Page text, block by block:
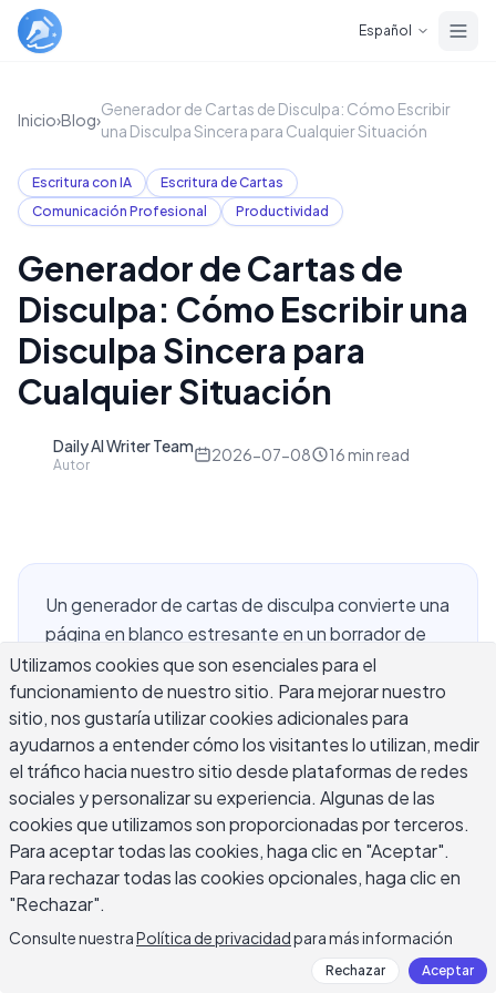
Español
Inicio›Blog›
Generador de Cartas de Disculpa: Cómo Escribir
una Disculpa Sincera para Cualquier Situación
Escritura con IA
Escritura de Cartas
Comunicación Profesional
Productividad
Generador de Cartas de
Disculpa: Cómo Escribir una
Disculpa Sincera para
Cualquier Situación
Daily AI Writer Team
Autor
2026-07-08 16 min read
Un generador de cartas de disculpa convierte una
página en blanco estresante en un borrador de
trabajo en minutos, ya sea que necesites
disculparte con un amigo cercano, un gerente, un
cliente o un socio comercial por escrito. El tono es
crucial aquí más que en casi cualquier otro tipo de
escritura: demasiado formal y la disculpa se
siente hueca, demasiado casual y puede parecer
que no tomas la situación en serio. Esta guía
cubre cómo funciona un generador de cartas de
disculpa, cómo escribir una carta de disculpa que
enfoque cambia entre situaciones personales,
laborales, comerciales y formales, con ejemplos
Utilizamos cookies que son esenciales para el
funcionamiento de nuestro sitio. Para mejorar nuestro
sitio, nos gustaría utilizar cookies adicionales para
ayudarnos a entender cómo los visitantes lo utilizan, medir
el tráfico hacia nuestro sitio desde plataformas de redes
sociales y personalizar su experiencia. Algunas de las
cookies que utilizamos son proporcionadas por terceros.
Para aceptar todas las cookies, haga clic en "Aceptar".
Para rechazar todas las cookies opcionales, haga clic en
"Rechazar".
Consulte nuestraPolítica de privacidadpara más información
Rechazar Aceptar